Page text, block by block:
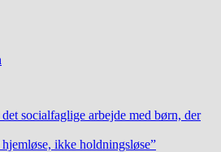
socialfaglige arbejde med børn, der
ikke holdningsløse”